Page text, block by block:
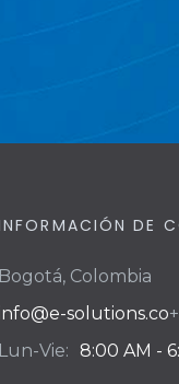
DE
Bogotá, Colombia
solutions.co
Lun-Vie: 8:00 AM -